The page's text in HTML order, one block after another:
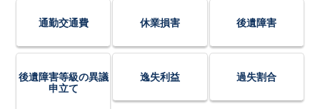
通勤交通費 休業損害 後遺障害
後遺障害等級の異議
申立て
逸失利益 過失割合